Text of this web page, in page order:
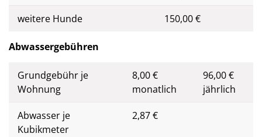
weitere Hunde 150,00 €
Abwassergebühren
Grundgebühr je
Wohnung
8,00 €
monatlich
96,00 €
jährlich
Abwasser je
Kubikmeter
2,87 €